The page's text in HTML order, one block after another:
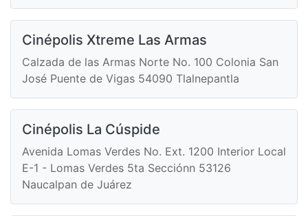
Cinépolis Xtreme Las Armas
Calzada de las Armas Norte No. 100 Colonia San
José Puente de Vigas 54090 Tlalnepantla
Cinépolis La Cúspide
Avenida Lomas Verdes No. Ext. 1200 Interior Local
E-1 - Lomas Verdes 5ta Secciónn 53126
Naucalpan de Juárez